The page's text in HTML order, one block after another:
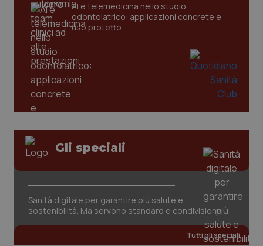
AI e telemedicina nello studio
odontoiatrico: applicazioni concrete e
uso protetto
Gli speciali
Sanità digitale per garantire più salute e
sostenibilità. Ma servono standard e condivisione
Tutti gli speciali
tracking-sites-ironfish-
tracking-enable
www.quotidianosanita.it
tracking-sites-ironfish-
session-id
_ga
Google LLC